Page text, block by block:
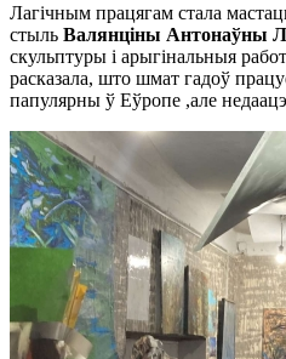
Лагічным працягам стала
стыль Валянціны Антонаўны
скульптуры і арыгінальныя
расказала, што шмат гадоў
папулярны ў Еўропе ,але